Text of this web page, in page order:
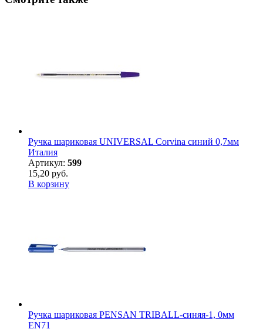
Ручка шариковая UNIVERSAL Corvina синий 0,7мм
Италия
Артикул: 599
15,20 руб.
В корзину
Ручка шариковая PENSAN TRIBALL-синяя-1, 0мм
EN71